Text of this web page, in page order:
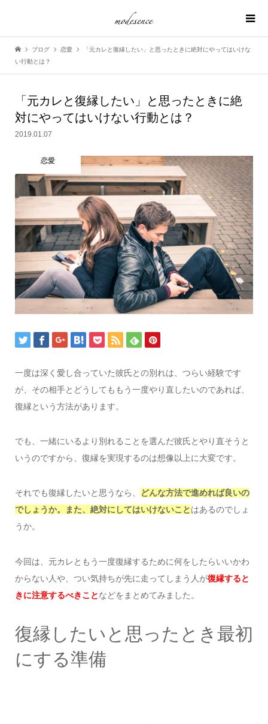
ブログ 恋愛
「元カレと復縁したい」と思ったときに絶対にやってはいけな
い行動とは？
「元カレと復縁したい」と思ったときに絶
対にやってはいけない行動とは？
2019.01.07
恋愛
一度は深く愛し合っていた彼氏との別れは、つらい経験です
が、その相手とどうしてももう一度やり直したいのであれば、
復縁という方法があります。
でも、一緒にいるより別れることを選んだ彼氏とやり直そうと
いうのですから、復縁を実現するのは想像以上に大変です。
それでも復縁したいと思うなら、
どんな方法で進めれば良いの
でしょうか。また、絶対にしてはいけないことはあるのでしょ
うか。
今回は、元カレともう一度復縁するために何をしたらいいかわ
からない人や、つい気持ちが先に走ってしまう人が復縁すると
きに注意するべきことなどをまとめてみました。
復縁したいと思ったとき最初
にする準備